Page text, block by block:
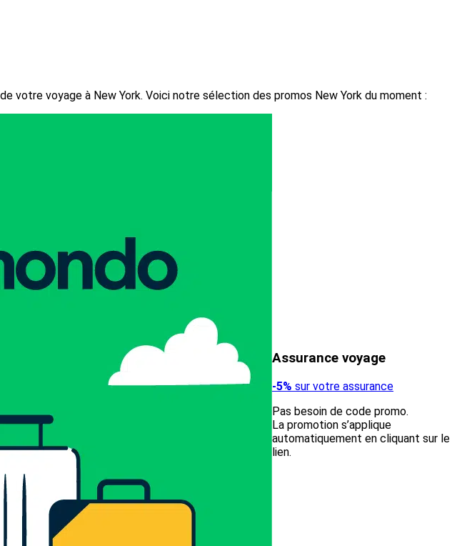
votre voyage à New York. Voici notre sélection des promos New York du moment :
Assurance voyage
-5% sur votre assurance
Pas besoin de code promo.
La promotion s’applique
automatiquement en cliquant sur le
lien.